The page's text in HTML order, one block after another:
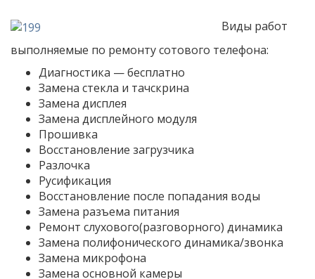
Виды работ
выполняемые по ремонту сотового телефона:
Диагностика — бесплатно
Замена стекла и тачскрина
Замена дисплея
Замена дисплейного модуля
Прошивка
Восстановление загрузчика
Разлочка
Русификация
Восстановление после попадания воды
Замена разъема питания
Ремонт слухового(разговорного) динамика
Замена полифонического динамика/звонка
Замена микрофона
Замена основной камеры